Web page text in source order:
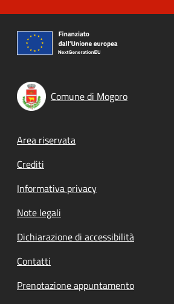
Comune di Mogoro
Footer menu
Area riservata
Crediti
Informativa privacy
Note legali
Dichiarazione di accessibilità
Contatti
Prenotazione appuntamento